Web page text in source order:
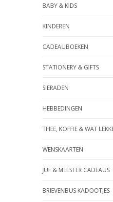
BABY & KIDS
KINDEREN
CADEAUBOEKEN
STATIONERY & GIFTS
SIERADEN
HEBBEDINGEN
THEE, KOFFIE & WAT
WENSKAARTEN
JUF & MEESTER CADEAUS
BRIEVENBUS KADOOTJES